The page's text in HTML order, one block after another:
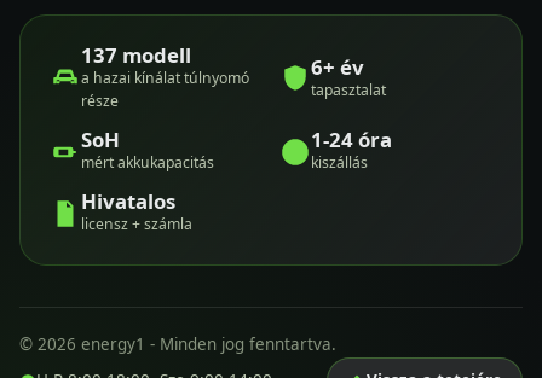
137 modell
a hazai kínálat túlnyomó
része
6+ év
tapasztalat
SoH
mért akkukapacitás
1-24 óra
kiszállás
Hivatalos
licensz + számla
© 2026 energy1 - Minden jog fenntartva.